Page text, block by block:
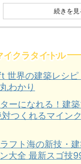
続きを見
イクラタイトル
世界の建築レシピ
わかり
ーになれる！建
対つくれるマイン
フト海の新技・
大全 最新スゴ技